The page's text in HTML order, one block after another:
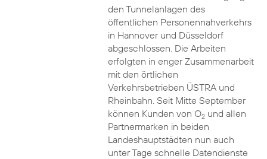
den Tunnelanlagen des
öffentlichen Personennahverkehrs
in Hannover und Düsseldorf
abgeschlossen. Die Arbeiten
erfolgten in enger Zusammenarbeit
mit den örtlichen
Verkehrsbetrieben ÜSTRA und
Rheinbahn. Seit Mitte September
können Kunden von O2und allen
Partnermarken in beiden
Landeshauptstädten nun auch
unter Tage schnelle Datendienste